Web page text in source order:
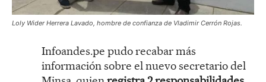
Loly Wider Herrera Lavado, hombre de confianza de Vladimir Cerrón Rojas.
Infoandes.pe pudo recabar más
información sobre el nuevo secretario del